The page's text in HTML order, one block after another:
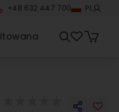
+48 632 447 700 PL